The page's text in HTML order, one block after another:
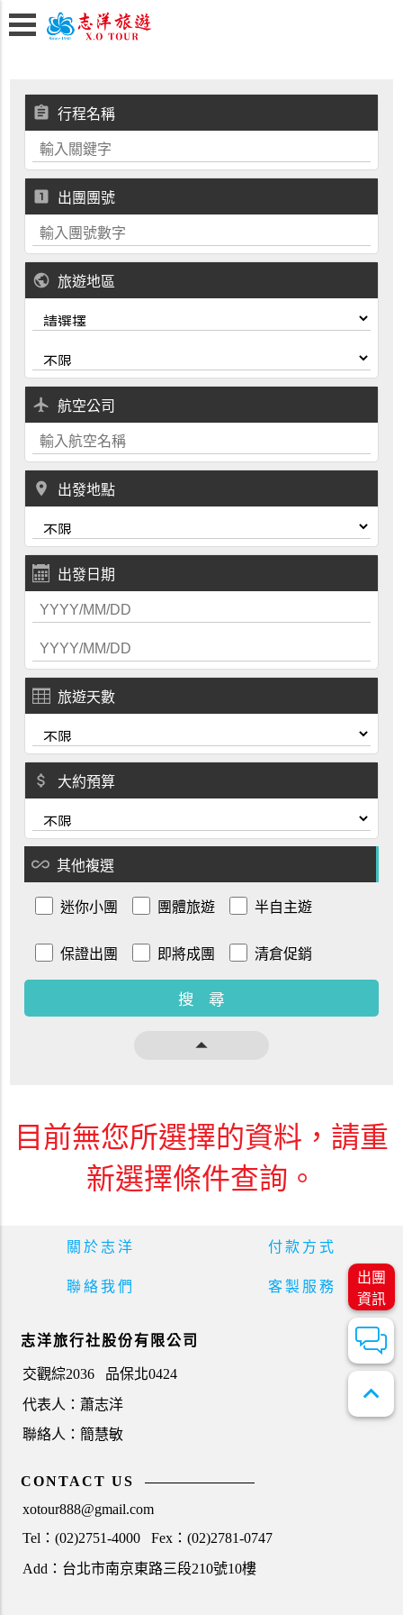
出團
資訊
expand_less
assignment 行程名稱
looks_one 出團團號
public 旅遊地區
local_airport 航空公司
place 出發地點
出發日期
旅遊天數
attach_money 大約預算
all_inclusive 其他複選
迷你小團 團體旅遊 半自主遊
保證出團 即將成團 清倉促銷
arrow_drop_up
目前無您所選擇的資料，請重
新選擇條件查詢。
關於志洋 付款方式
聯絡我們 客製服務
志洋旅行社股份有限公司
交觀綜2036
品保北0424
代表人：蕭志洋
聯絡人：簡慧敏
CONTACT US
xotour888@gmail.com
Tel：(02)2751-4000
Fex：(02)2781-0747
Add：台北市南京東路三段210號10樓